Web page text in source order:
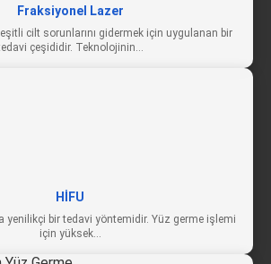
Fraksiyonel Lazer
cilt sorunlarını gidermek için uygulanan bir
çeşididir. Teknolojinin…
HİFU
yenilikçi bir tedavi yöntemidir. Yüz germe işlemi
için yüksek…